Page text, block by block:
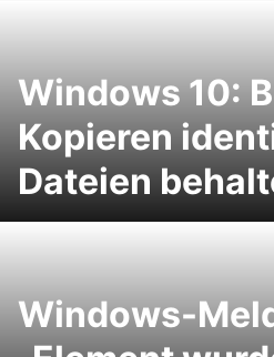
Windows 10:
Kopieren
Dateien
Windows-